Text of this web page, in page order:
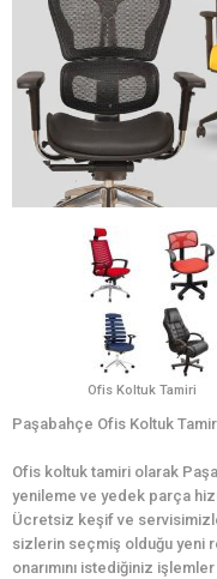
Ofis Koltuk Tamiri
Paşabahçe Ofis Koltuk
Ofis koltuk tamiri olarak
yenileme ve yedek parça
Ücretsiz keşif ve servisimizle
sizlerin seçmiş olduğu yeni
onarımını istediğiniz